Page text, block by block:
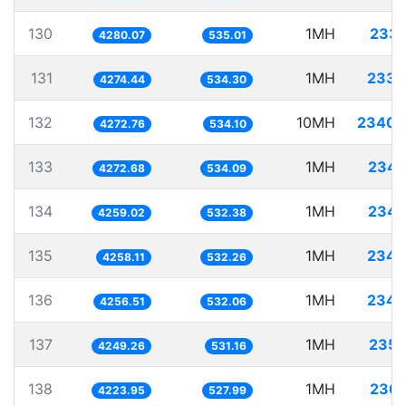
130 4280.07 535.01 1MH
131 4274.44 534.30 1MH
132 4272.76 534.10 10MH
133 4272.68 534.09 1MH
134 4259.02 532.38 1MH
135 4258.11 532.26 1MH
136 4256.51 532.06 1MH
137 4249.26 531.16 1MH
138 4223.95 527.99 1MH